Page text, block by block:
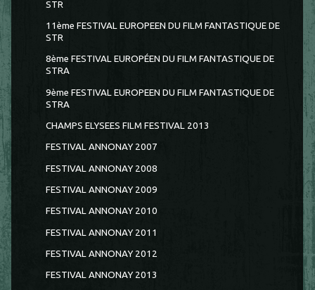
STR
11ème FESTIVAL EUROPEEN DU FILM FANTASTIQUE DE
STR
8ème FESTIVAL EUROPÉEN DU FILM FANTASTIQUE DE
STRA
9ème FESTIVAL EUROPEEN DU FILM FANTASTIQUE DE
STRA
CHAMPS ELYSEES FILM FESTIVAL 2013
FESTIVAL ANNONAY 2007
FESTIVAL ANNONAY 2008
FESTIVAL ANNONAY 2009
FESTIVAL ANNONAY 2010
FESTIVAL ANNONAY 2011
FESTIVAL ANNONAY 2012
FESTIVAL ANNONAY 2013